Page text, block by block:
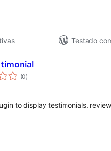
Testado
(0total
de
)
to display testimonials,